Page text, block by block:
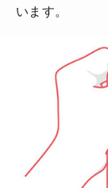
います。